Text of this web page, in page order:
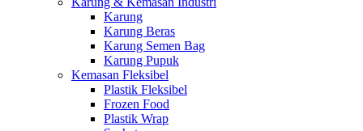
Karung
Karung Beras
Karung Semen Bag
Karung Pupuk
Kemasan Fleksibel
Plastik Fleksibel
Frozen Food
Plastik Wrap